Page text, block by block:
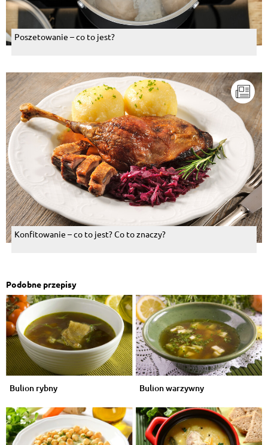
Poszetowanie – co to jest?
Konfitowanie – co to jest? Co to znaczy?
Podobne przepisy
Bulion rybny Bulion warzywny